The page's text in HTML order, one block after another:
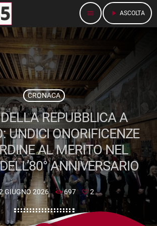
menu play_arrow ASCOLTA
CRONACA
REPUBBLICA A
UNDICI ONORIFICENZE
AL MERITO NEL
ANNIVERSARIO
GIUGNO 2026 697 2